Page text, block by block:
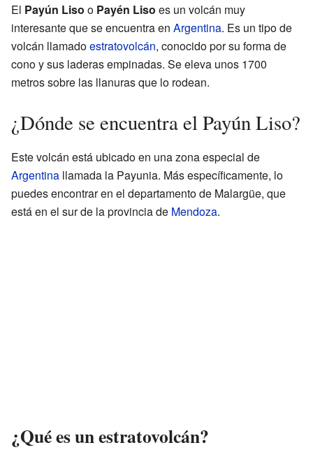
El Payún Liso o Payén Liso es un volcán muy
interesante que se encuentra en Argentina. Es un tipo de
volcán llamadoestratovolcán, conocido por su forma de
cono y sus laderas empinadas. Se eleva unos 1700
metros sobre las llanuras que lo rodean.
¿Dónde se encuentra el Payún Liso?
Este volcán está ubicado en una zona especial de
Argentina llamada la Payunia. Más específicamente, lo
puedes encontrar en el departamento de Malargüe, que
está en el sur de la provincia de Mendoza.
¿Qué es un estratovolcán?